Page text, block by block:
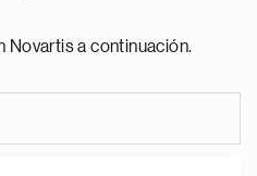
Novartis a continuación.